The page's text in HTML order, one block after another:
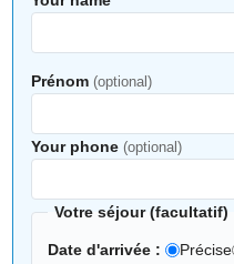
Prénom(optional)
Your phone(optional)
Votre séjour (facultatif)
Date d'arrivée : Précise